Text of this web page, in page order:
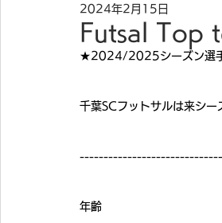
Futsal Top
2024年2月15日
★2024/2025シーズン選
千葉SCフットサルは来シ
年齢